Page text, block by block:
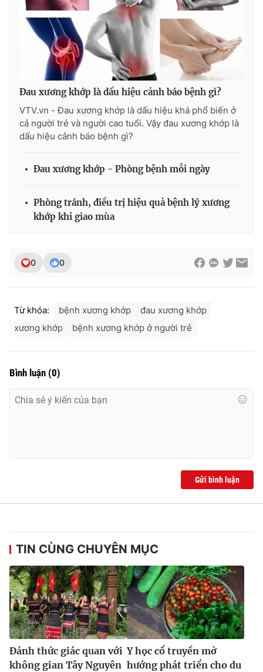
THỜI BÁO VTV
Theo dõi báo trên
Cơ quan báo chí:
Thời báo VTV
Tổng Biên tập:Vũ Thanh Thủy
Phó Tổng Biên tập:
Ðiện thoại Thời báo VTV:
® Cấm sao chép dưới mọi hình thức nếu không có sự chấp
thuận bằng văn bản. Ghi rõ nguồn VTV.vn khi phát hành lại
Đau xương khớp là dấu hiệu cảnh báo bệnh gì?
VTV.vn - Đau xương khớp là dấu hiệu khá phổ biến ở
cả người trẻ và người cao tuổi. Vậy đau xương khớp là
dấu hiệu cảnh báo bệnh gì?
Đau xương khớp - Phòng bệnh mỗi ngày
Phòng tránh, điều trị hiệu quả bệnh lý xương
khớp khi giao mùa
0 0
Từ khóa: bệnh xương khớp
đau xương khớp
xương khớp
bệnh xương khớp ở người trẻ
Bình luận (0)
Gửi bình luận
TIN CÙNG CHUYÊN MỤC
Đánh thức giác quan với
không gian Tây Nguyên
Y học cổ truyền mở
hướng phát triển cho du